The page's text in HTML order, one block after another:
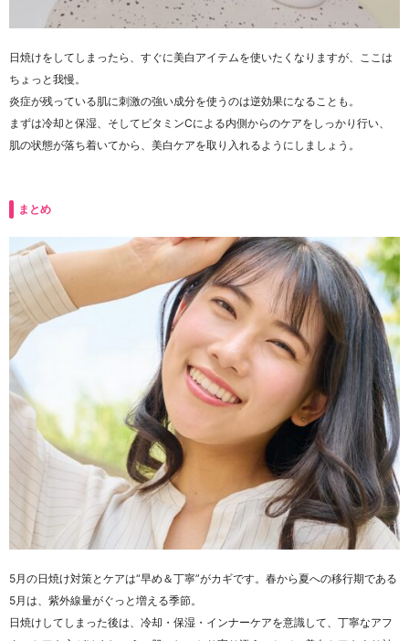
日焼けをしてしまったら、すぐに美白アイテムを使いたくなりますが、ここは
ちょっと我慢。
炎症が残っている肌に刺激の強い成分を使うのは逆効果になることも。
まずは冷却と保湿、そしてビタミンCによる内側からのケアをしっかり行い、
肌の状態が落ち着いてから、美白ケアを取り入れるようにしましょう。
まとめ
5月の日焼け対策とケアは“早め＆丁寧”がカギです。春から夏への移行期である
5月は、紫外線量がぐっと増える季節。
日焼けしてしまった後は、冷却・保湿・インナーケアを意識して、丁寧なアフ